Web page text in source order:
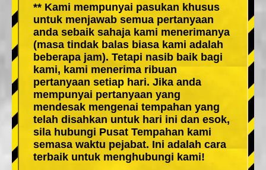
** Kami mempunyai pasukan khusus
untuk menjawab semua pertanyaan
anda sebaik sahaja kami menerimanya
(masa tindak balas biasa kami adalah
beberapa jam). Tetapi nasib baik bagi
kami, kami menerima ribuan
pertanyaan setiap hari. Jika anda
mempunyai pertanyaan yang
mendesak mengenai tempahan yang
telah disahkan untuk hari ini dan esok,
sila hubungi Pusat Tempahan kami
semasa waktu pejabat. Ini adalah cara
terbaik untuk menghubungi kami!